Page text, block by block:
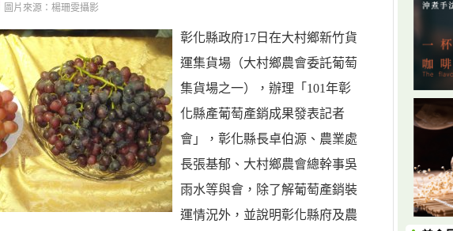
圖片來源：楊珊雯攝影
彰化縣政府17日在大村鄉新竹貨
運集貨場（大村鄉農會委託葡萄
集貨場之一），辦理「101年彰
化縣產葡萄產銷成果發表記者
會」，彰化縣長卓伯源、農業處
長張基郁、大村鄉農會總幹事吳
雨水等與會，除了解葡萄產銷裝
運情況外，並說明彰化縣府及農